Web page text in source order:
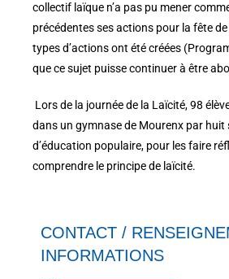
collectif laïque n’a pas pu mener
précédentes ses actions pour la fête de
types d’actions ont été créées
que ce sujet puisse continuer à être
Lors de la journée de la Laïcité, 98
dans un gymnase de Mourenx par
d’éducation populaire, pour les faire
comprendre le principe de laïcité.
CONTACT /
INFORMATIONS